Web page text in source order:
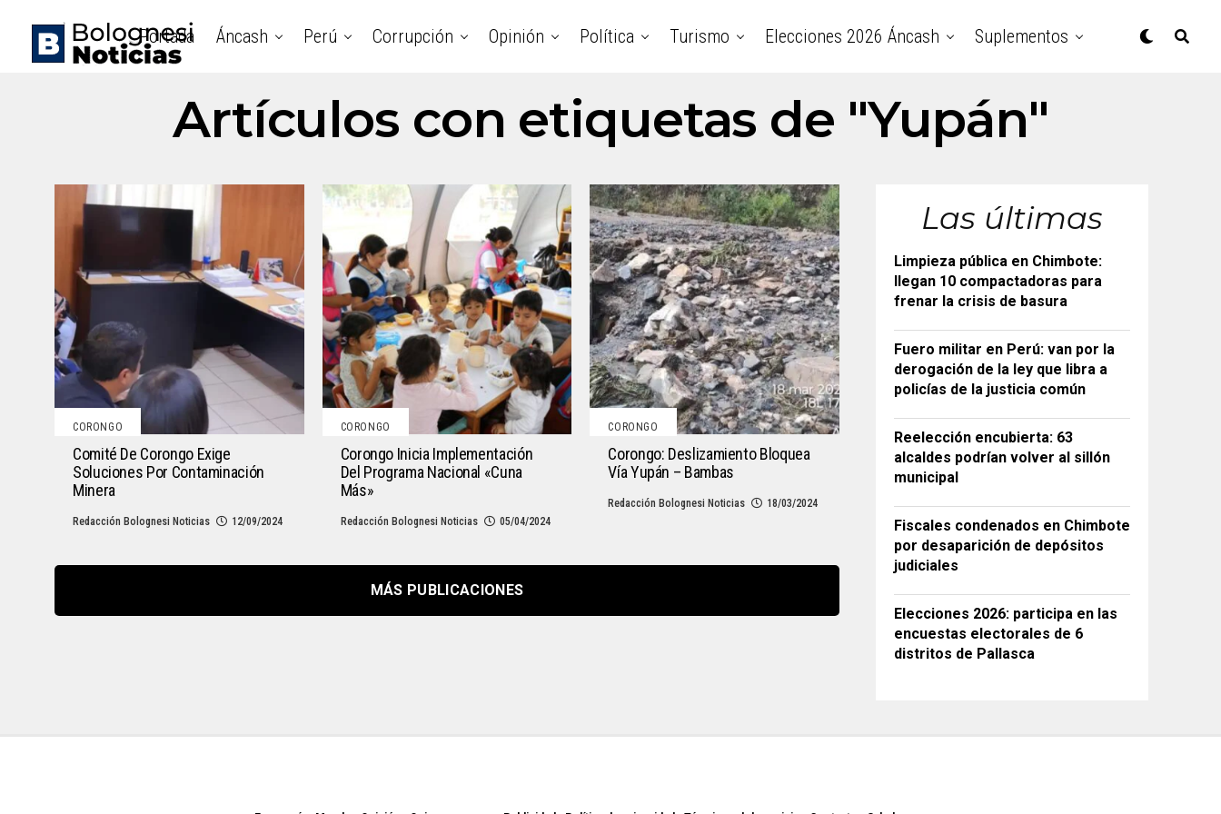
Portada Áncash Perú Corrupción Opinión Política Turismo Elecciones 2026 Áncash Suplementos
Artículos con etiquetas de "Yupán"
CORONGO
Comité De Corongo Exige
Soluciones Por Contaminación
Minera
Redacción Bolognesi Noticias 12/09/2024
CORONGO
Corongo Inicia Implementación
Del Programa Nacional «Cuna
Más»
Redacción Bolognesi Noticias 05/04/2024
CORONGO
Corongo: Deslizamiento Bloquea
Vía Yupán – Bambas
Redacción Bolognesi Noticias 18/03/2024
MÁS PUBLICACIONES
Las últimas
Limpieza pública en Chimbote:
llegan 10 compactadoras para
frenar la crisis de basura
Fuero militar en Perú: van por la
derogación de la ley que libra a
policías de la justicia común
Reelección encubierta: 63
alcaldes podrían volver al sillón
municipal
Fiscales condenados en Chimbote
por desaparición de depósitos
judiciales
Elecciones 2026: participa en las
encuestas electorales de 6
distritos de Pallasca